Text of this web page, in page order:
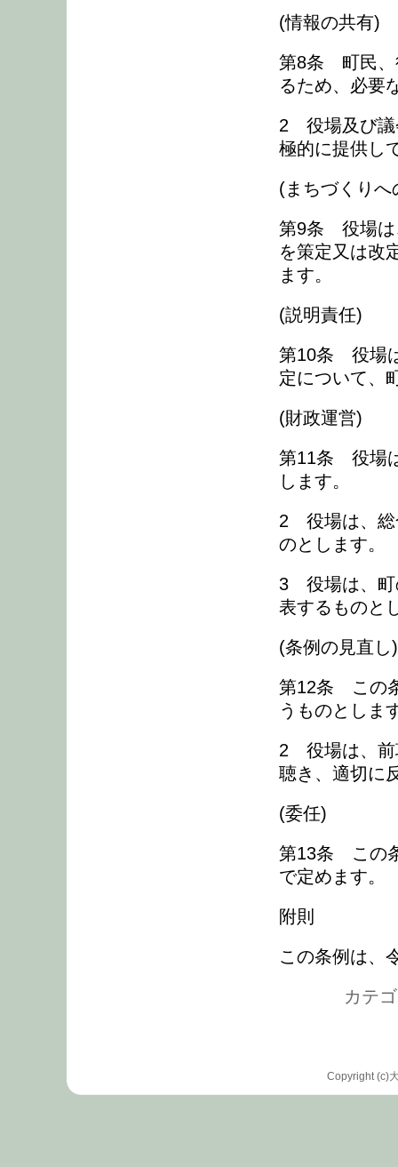
(情報の共有)
第8条 町民、
るため、必要
2 役場及び議
極的に提供し
(まちづくり
第9条 役場は
を策定又は改
ます。
(説明責任)
第10条 役場
定について、
(財政運営)
第11条 役場
します。
2 役場は、総
のとします。
3 役場は、町
表するものと
(条例の見直し)
第12条 この
うものとしま
2 役場は、前
聴き、適切に
(委任)
第13条 この
で定めます。
附則
この条例は、
カテ
Copyright (c)